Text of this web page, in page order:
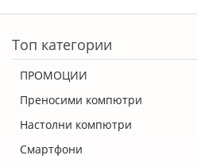
Топ категории
ПРОМОЦИИ
Преносими компютри
Настолни компютри
Смартфони